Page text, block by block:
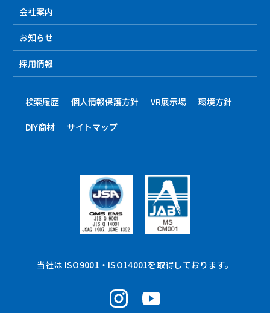
会社案内
お知らせ
採用情報
検索履歴 個人情報保護方針 VR展示場 環境方針
DIY商材 サイトマップ
当社は ISO9001・ISO14001を取得しております。